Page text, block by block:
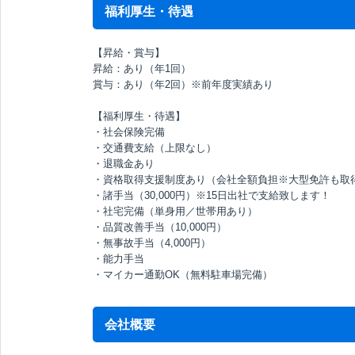
福利厚生・待遇
【昇給・賞与】
昇給：あり（年1回）
賞与：あり（年2回）※前年度実績あり
【福利厚生・待遇】
・社会保険完備
・交通費支給（上限なし）
・退職金あり
・資格取得支援制度あり（会社全額負担※大型免許も取
・諸手当（30,000円）※15日出社で支給致します！
・社宅完備（単身用／世帯用あり）
・品質改善手当（10,000円）
・無事故手当（4,000円）
・能力手当
・マイカー通勤OK（無料駐車場完備）
会社概要